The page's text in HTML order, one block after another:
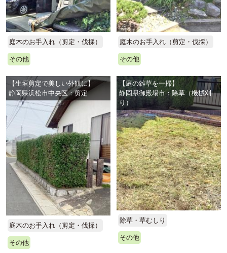
庭木のお手入れ（剪定・伐採）
その他
庭木のお手入れ（剪定・伐採）
その他
【生垣剪定で美しい外観に】
静岡県浜松市中央区：剪定
庭木のお手入れ（剪定・伐採）
その他
【庭の雑草を一掃】
静岡県御殿場市：除草（機械刈
り）
除草・草むしり
その他